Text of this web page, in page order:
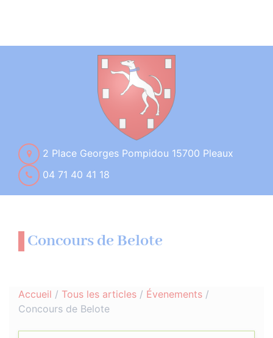
2 Place Georges Pompidou 15700 Pleaux
04 71 40 41 18
Concours de Belote
Accueil / Tous les articles / Évenements /
Concours de Belote